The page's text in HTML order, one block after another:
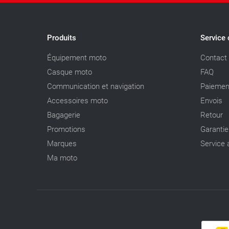
Produits
Équipement moto
Casque moto
Communication et navigation
Accessoires moto
Bagagerie
Promotions
Marques
Ma moto
Service
Contact
FAQ
Envois
Retour
Garantie
Service